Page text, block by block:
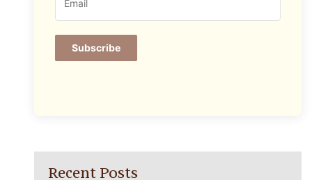
Subscribe
Recent Posts